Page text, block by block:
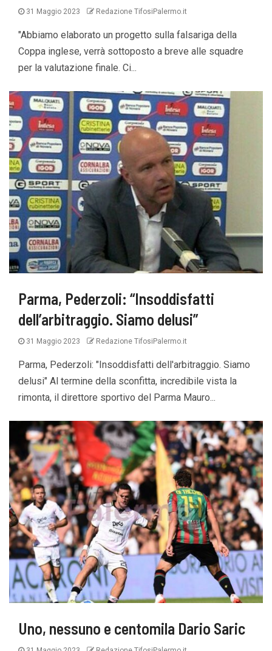
31 Maggio 2023 Redazione TifosiPalermo.it
"Abbiamo elaborato un progetto sulla falsariga della
Coppa inglese, verrà sottoposto a breve alle squadre
per la valutazione finale. Ci...
Parma, Pederzoli: “Insoddisfatti
dell’arbitraggio. Siamo delusi”
31 Maggio 2023 Redazione TifosiPalermo.it
Parma, Pederzoli: "Insoddisfatti dell'arbitraggio. Siamo
delusi" Al termine della sconfitta, incredibile vista la
rimonta, il direttore sportivo del Parma Mauro...
Uno, nessuno e centomila Dario Saric